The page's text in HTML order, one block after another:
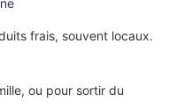
frais, souvent locaux.
ou pour sortir du